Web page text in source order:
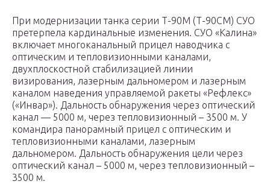
При модернизации танка серии Т-90М (Т-90СМ) СУО
претерпела кардинальные изменения. СУО «Калина»
включает многоканальный прицел наводчика с
оптическим и тепловизионными каналами,
двухплоскостной стабилизацией линии
визирования, лазерным дальномером и лазерным
каналом наведения управляемой ракеты «Рефлекс»
(«Инвар»). Дальность обнаружения через оптический
канал — 5000 м, через тепловизионный – 3500 м. У
командира панорамный прицел с оптическим и
тепловизионными каналами, лазерным
дальномером. Дальность обнаружения цели через
оптический канал – 5000 м, через тепловизионный –
3500 м.